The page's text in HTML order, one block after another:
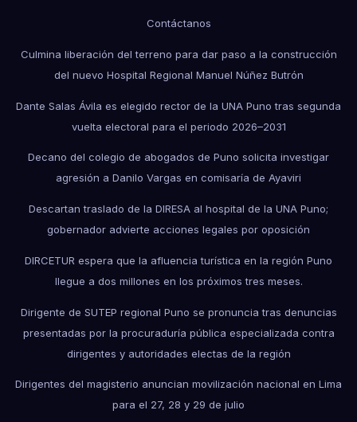
Contáctanos
Culmina liberación del terreno para dar paso a la construcción
del nuevo Hospital Regional Manuel Núñez Butrón
Dante Salas Ávila es elegido rector de la UNA Puno tras segunda
vuelta electoral para el periodo 2026–2031
Decano del colegio de abogados de Puno solicita investigar
agresión a Danilo Vargas en comisaría de Ayaviri
Descartan traslado de la DIRESA al hospital de la UNA Puno;
gobernador advierte acciones legales por oposición
DIRCETUR espera que la afluencia turística en la región Puno
llegue a dos millones en los próximos tres meses.
Dirigente de SUTEP regional Puno se pronuncia tras denuncias
presentadas por la procuraduría pública especializada contra
dirigentes y autoridades electas de la región
Dirigentes del magisterio anuncian movilización nacional en Lima
para el 27, 28 y 29 de julio